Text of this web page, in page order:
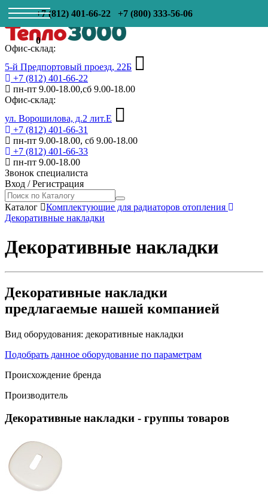
+7 (812) 401-66-22 +7 (800) 333-56-06
0
Офис-склад:
5-й Предпортовый проезд, 22Б
+7 (812) 401-66-22
пн-пт 9.00-18.00,сб 9.00-18.00
Офис-склад:
ул. Ворошилова, д.2 лит.Е
+7 (812) 401-66-31
пн-пт 9.00-18.00, сб 9.00-18.00
+7 (812) 401-66-33
пн-пт 9.00-18.00
Звонок специалиста
Вход /Регистрация
Каталог
Комплектующие для радиаторов отопления
Декоративные накладки
Декоративные накладки
Декоративные накладки
предлагаемые нашей компанией
Вид оборудования: декоративные накладки
Подобрать данное оборудование по параметрам
Происхождение бренда
Производитель
Декоративные накладки - группы товаров